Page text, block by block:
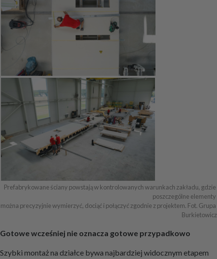
Prefabrykowane ściany powstają w kontrolowanych warunkach zakładu, gdzie
poszczególne elementy
można precyzyjnie wymierzyć, dociąć i połączyć zgodnie z projektem. Fot. Grupa
Burkietowicz
Gotowe wcześniej nie oznacza gotowe przypadkowo
Szybki montaż na działce bywa najbardziej widocznym etapem